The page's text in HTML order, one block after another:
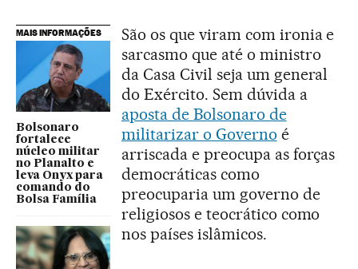
MAIS INFORMAÇÕES
Bolsonaro
fortalece
núcleo militar
no Planalto e
leva Onyx para
comando do
Bolsa Família
São os que viram com ironia e
sarcasmo que até o ministro
da Casa Civil seja um general
do Exército. Sem dúvida a
aposta de Bolsonaro de
militarizar o Governo é
arriscada e preocupa as forças
democráticas como
preocuparia um governo de
religiosos e teocrático como
nos países islâmicos.